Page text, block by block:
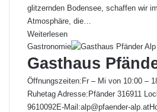
glitzernden Bodensee, schaffen wir
Atmosphäre, die…
Weiterlesen
Gastronomie
Gasthaus
Öffnungszeiten:Fr – Mi von 10:00 –
Ruhetag Adresse:Pfänder 316911
9610092E-Mail:alp@pfaender-